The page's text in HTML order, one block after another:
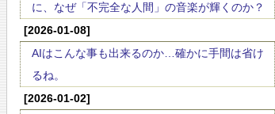
に、なぜ「不完全な人間」の音楽が輝くのか？
[2026-01-08]
AIはこんな事も出来るのか…確かに手間は省け
るね。
[2026-01-02]